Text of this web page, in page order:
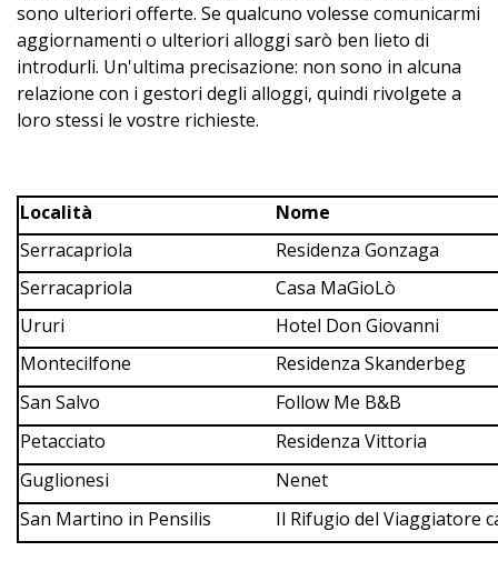
sono ulteriori offerte. Se qualcuno volesse comunicarmi
aggiornamenti o ulteriori alloggi sarò ben lieto di
introdurli. Un'ultima precisazione: non sono in alcuna
relazione con i gestori degli alloggi, quindi rivolgete a
loro stessi le vostre richieste.
Località
Nome
Serracapriola
Residenza Gonzaga
Serracapriola
Casa MaGioLò
Ururi
Hotel Don Giovanni
Montecilfone
Residenza Skanderbeg
San Salvo
Follow Me B&B
Petacciato
Residenza Vittoria
Guglionesi
Nenet
San Martino in Pensilis
Il Rifugio del Viaggiatore